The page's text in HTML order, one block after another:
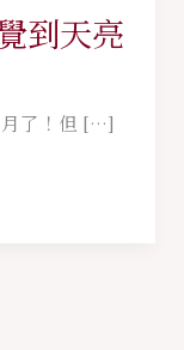
到天亮
月了！但 […]